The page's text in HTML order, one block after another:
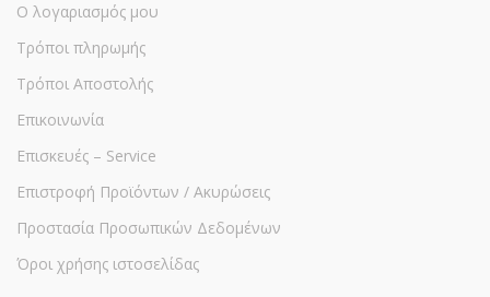
Ο λογαριασμός μου
Τρόποι πληρωμής
Τρόποι Αποστολής
Επικοινωνία
Επισκευές – Service
Επιστροφή Προϊόντων / Ακυρώσεις
Προστασία Προσωπικών Δεδομένων
Όροι χρήσης ιστοσελίδας